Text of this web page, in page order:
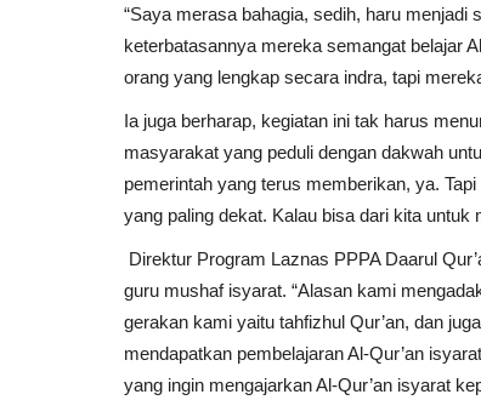
“Saya merasa bahagia, sedih, haru menjadi
keterbatasannya mereka semangat belajar
orang yang lengkap secara indra, tapi
Ia juga berharap, kegiatan ini tak harus
masyarakat yang peduli dengan dakwah
pemerintah yang terus memberikan, ya.
yang paling dekat. Kalau bisa dari kita untuk
Direktur Program Laznas PPPA Daarul
guru mushaf isyarat. “Alasan kami
gerakan kami yaitu tahfizhul Qur’an, dan
mendapatkan pembelajaran Al-Qur’an
yang ingin mengajarkan Al-Qur’an isyarat